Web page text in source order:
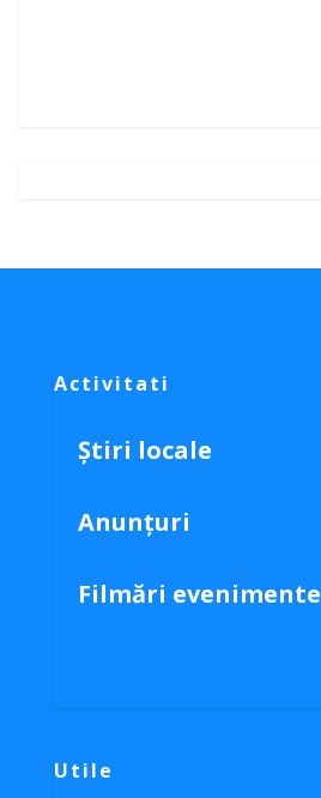
Activitati
Știri locale
Anunțuri
Filmări evenimente
Utile